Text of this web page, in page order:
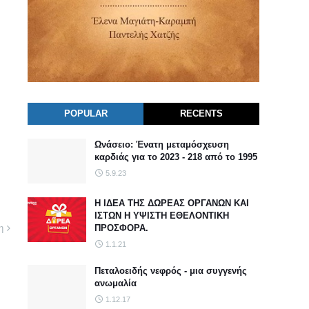
POPULAR RECENTS
Ωνάσειο: Ένατη μεταμόσχευση
καρδιάς για το 2023 - 218 από το 1995
5.9.23
Η ΙΔΕΑ ΤΗΣ ΔΩΡΕΑΣ ΟΡΓΑΝΩΝ ΚΑΙ
ΙΣΤΩΝ Η ΥΨΙΣΤΗ ΕΘΕΛΟΝΤΙΚΗ
ΠΡΟΣΦΟΡΑ.
1.1.21
Πεταλοειδής νεφρός - μια συγγενής
ανωμαλία
1.12.17